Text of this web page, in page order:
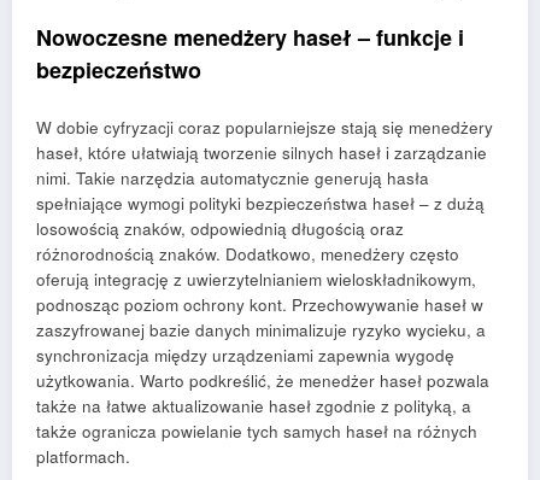
Nowoczesne menedżery haseł – funkcje i
bezpieczeństwo
W dobie cyfryzacji coraz popularniejsze stają się menedżery
haseł, które ułatwiają tworzenie silnych haseł i zarządzanie
nimi. Takie narzędzia automatycznie generują hasła
spełniające wymogi polityki bezpieczeństwa haseł – z dużą
losowością znaków, odpowiednią długością oraz
różnorodnością znaków. Dodatkowo, menedżery często
oferują integrację z uwierzytelnianiem wieloskładnikowym,
podnosząc poziom ochrony kont. Przechowywanie haseł w
zaszyfrowanej bazie danych minimalizuje ryzyko wycieku, a
synchronizacja między urządzeniami zapewnia wygodę
użytkowania. Warto podkreślić, że menedżer haseł pozwala
także na łatwe aktualizowanie haseł zgodnie z polityką, a
także ogranicza powielanie tych samych haseł na różnych
platformach.